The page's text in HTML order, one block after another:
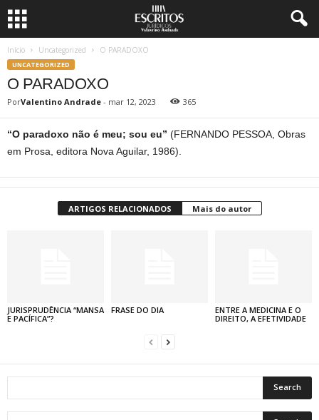
Início Uncategorized O PARADOXO
UNCATEGORIZED
O PARADOXO
PorValentino Andrade - mar 12, 2023 365
“O paradoxo não é meu; sou eu” (FERNANDO PESSOA, Obras
em Prosa, editora Nova Aguilar, 1986).
ARTIGOS RELACIONADOS Mais do autor
JURISPRUDÊNCIA “MANSA
E PACÍFICA”?
FRASE DO DIA
ENTRE A MEDICINA E O
DIREITO, A EFETIVIDADE